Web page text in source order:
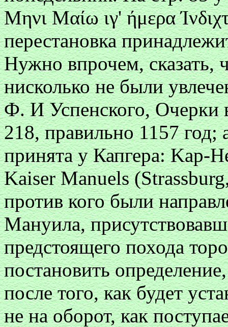
Μηνι Μαίω ιγ' ήμερα
перестановка
Нужно впрочем,
нисколько не были
Ф. И Успенского, Очерки
218, правильно 1157 год;
принята y Капгера: Kap-
Kaiser Manuels
против кого были
Мануила,
предстоящего похода
постановить
после того, как будет
не на оборот, как